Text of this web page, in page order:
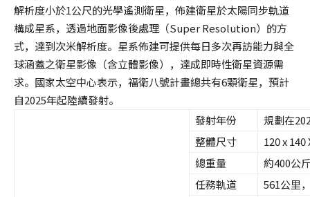
解析度小於1公尺的光學遙測衛星，佈建衛星於太陽同步軌道
構成星系，透過地面影像後處理（Super Resolution）的方
式，達到次米解析度。星系佈建可提供每日多次再訪能力與全
球涵蓋之衛星影像（含立體影像），達成即時性衛星資源需
求。國家太空中心表示，福衛八號計畫總共有6顆衛星，預計
自2025年起陸續發射。
發射年份
規劃在
整體尺寸
120 x
總重量
約400公
任務軌道
561公里